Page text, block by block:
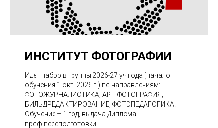
ИНСТИТУТ ФОТОГРАФИИ
Идет набор в группы 2026-27 уч.года (начало
обучения 1 окт. 2026 г.) по направлениям:
ФОТОЖУРНАЛИСТИКА, АРТ-ФОТОГРАФИЯ,
БИЛЬДРЕДАКТИРОВАНИЕ, ФОТОПЕДАГОГИКА.
Обучение – 1 год, выдача Диплома
проф.переподготовки